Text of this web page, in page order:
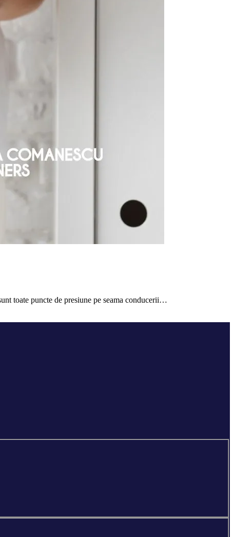
toate puncte de presiune pe seama conducerii…